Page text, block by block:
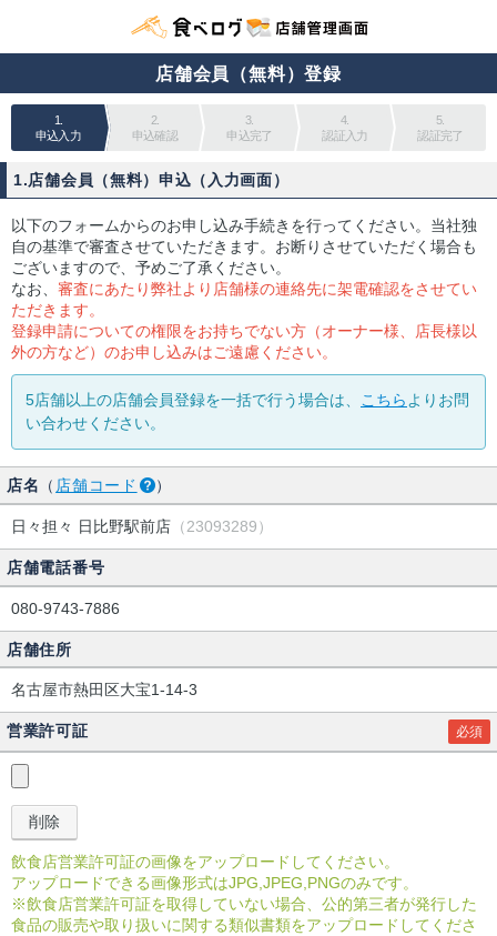
店舗会員（無料）登録
1.
申込入力
2.
申込確認
3.
申込完了
4.
認証入力
5.
認証完了
1.店舗会員（無料）申込（入力画面）
以下のフォームからのお申し込み手続きを行ってください。当社独
自の基準で審査させていただきます。お断りさせていただく場合も
ございますので、予めご了承ください。
なお、 審査にあたり弊社より店舗様の連絡先に架電確認をさせてい
ただきます。
登録申請についての権限をお持ちでない方（オーナー様、店長様以
外の方など）のお申し込みはご遠慮ください。
5店舗以上の店舗会員登録を一括で行う場合は、 こちら よりお問
い合わせください。
店名 （ 店舗コード ）
日々担々 日比野駅前店 （23093289）
店舗電話番号
080-9743-7886
店舗住所
名古屋市熱田区大宝1-14-3
営業許可証 必須
飲食店営業許可証の画像をアップロードしてください。
アップロードできる画像形式はJPG,JPEG,PNGのみです。
※飲食店営業許可証を取得していない場合、公的第三者が発行した
食品の販売や取り扱いに関する類似書類をアップロードしてくださ